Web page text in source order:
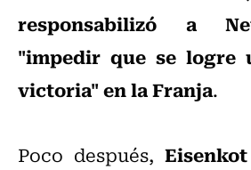
responsabilizó a
"impedir que se logre
victoria" en la Franja.
Poco después,